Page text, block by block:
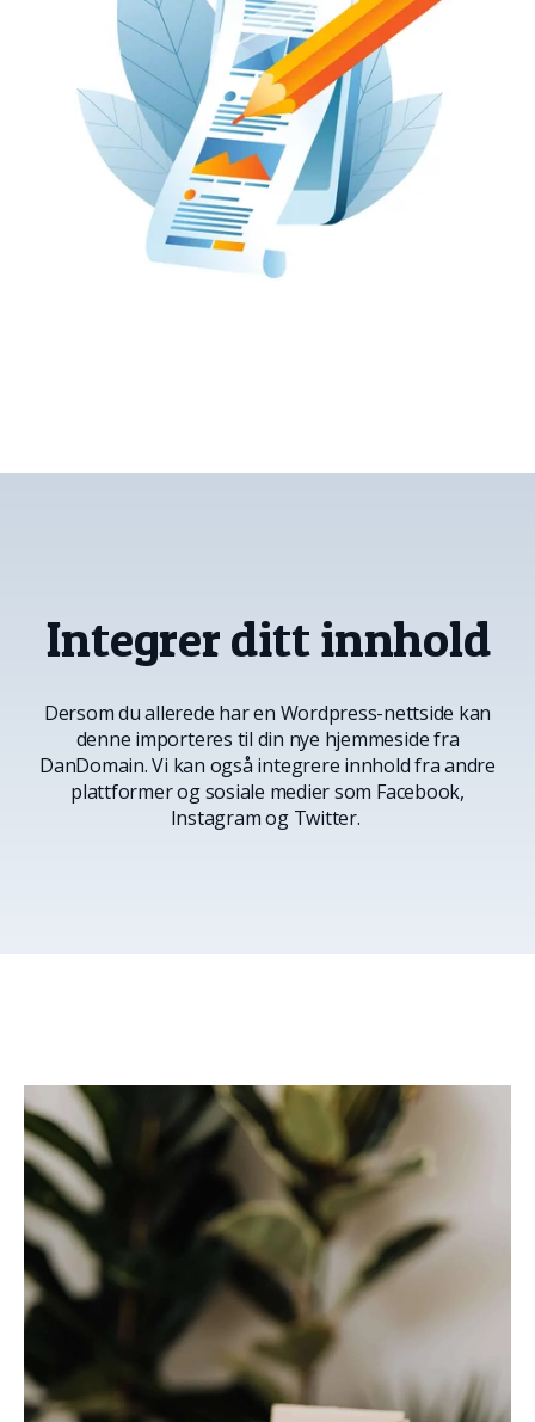
Integrer ditt innhold
Dersom du allerede har en Wordpress-nettside kan
denne importeres til din nye hjemmeside fra
DanDomain. Vi kan også integrere innhold fra andre
plattformer og sosiale medier som Facebook,
Instagram og Twitter.